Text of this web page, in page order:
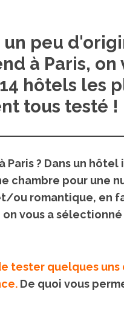
un peu
à Paris,
hôtels les
tous testé !
Paris ? Dans un
chambre pour une
ou romantique, en
vous a
tester quelques
De quoi vous